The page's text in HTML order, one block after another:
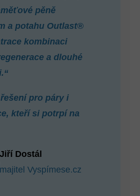
pěně
a potahu Outlast®
kombinaci
a dlouhé
pro páry i
kteří si potrpí na
Jiří Dostál
majitel Vyspímese.cz